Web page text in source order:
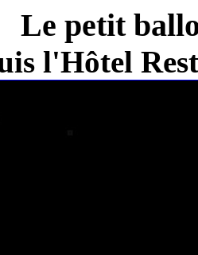
Le petit
l'Hôtel